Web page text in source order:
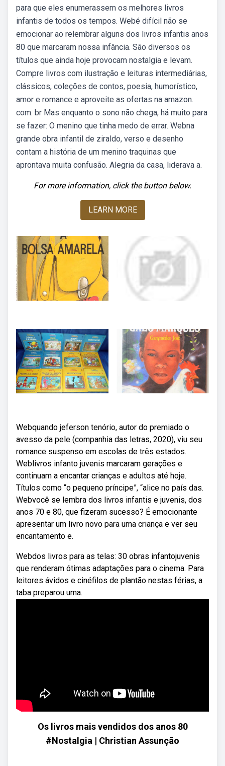
para que eles enumerassem os melhores livros
infantis de todos os tempos. Webé difícil não se
emocionar ao relembrar alguns dos livros infantis anos
80 que marcaram nossa infância. São diversos os
títulos que ainda hoje provocam nostalgia e levam.
Compre livros com ilustração e leituras intermediárias,
clássicos, coleções de contos, poesia, humorístico,
amor e romance e aproveite as ofertas na amazon.
com. br Mas enquanto o sono não chega, há muito para
se fazer: O menino que tinha medo de errar. Webna
grande obra infantil de ziraldo, verso e desenho
contam a história de um menino traquinas que
aprontava muita confusão. Alegria da casa, liderava a.
For more information, click the button below.
LEARN MORE
Webquando jeferson tenório, autor do premiado o
avesso da pele (companhia das letras, 2020), viu seu
romance suspenso em escolas de três estados.
Weblivros infanto juvenis marcaram gerações e
continuam a encantar crianças e adultos até hoje.
Títulos como “o pequeno príncipe”, “alice no país das.
Webvocê se lembra dos livros infantis e juvenis, dos
anos 70 e 80, que fizeram sucesso? É emocionante
apresentar um livro novo para uma criança e ver seu
encantamento e.
Webdos livros para as telas: 30 obras infantojuvenis
que renderam ótimas adaptações para o cinema. Para
leitores ávidos e cinéfilos de plantão nestas férias, a
taba preparou uma.
Os livros mais vendidos dos anos 80
#Nostalgia | Christian Assunção